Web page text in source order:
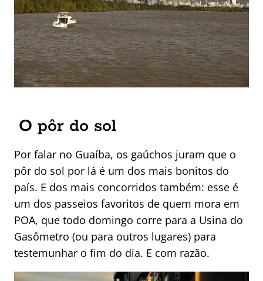
O pôr do sol
Por falar no Guaíba, os gaúchos juram que o
pôr do sol por lá é um dos mais bonitos do
país. E dos mais concorridos também: esse é
um dos passeios favoritos de quem mora em
POA, que todo domingo corre para a Usina do
Gasômetro (ou para outros lugares) para
testemunhar o fim do dia. E com razão.